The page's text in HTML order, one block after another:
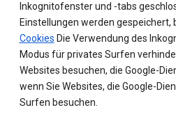
Inkognitofenster und -tabs
Einstellungen werden gespeichert,
Cookies Die Verwendung des
Modus für privates Surfen
Websites besuchen, die Google-
wenn Sie Websites, die Google-
Surfen besuchen.